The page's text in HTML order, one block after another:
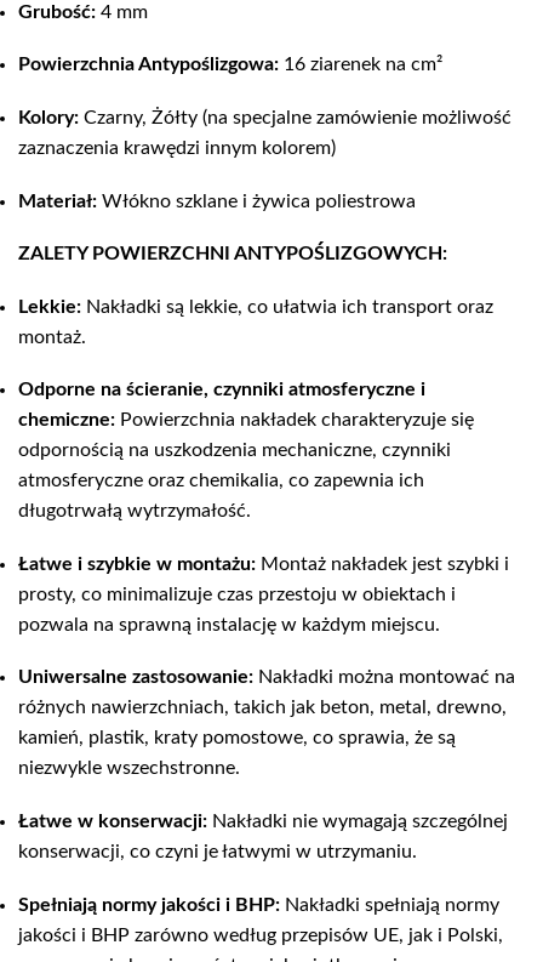
Grubość: 4 mm
Powierzchnia Antypoślizgowa: 16 ziarenek na cm²
Kolory: Czarny, Żółty (na specjalne zamówienie możliwość
zaznaczenia krawędzi innym kolorem)
Materiał: Włókno szklane i żywica poliestrowa
ZALETY POWIERZCHNI ANTYPOŚLIZGOWYCH:
Lekkie: Nakładki są lekkie, co ułatwia ich transport oraz
montaż.
Odporne na ścieranie, czynniki atmosferyczne i
chemiczne: Powierzchnia nakładek charakteryzuje się
odpornością na uszkodzenia mechaniczne, czynniki
atmosferyczne oraz chemikalia, co zapewnia ich
długotrwałą wytrzymałość.
Łatwe i szybkie w montażu: Montaż nakładek jest szybki i
prosty, co minimalizuje czas przestoju w obiektach i
pozwala na sprawną instalację w każdym miejscu.
Uniwersalne zastosowanie: Nakładki można montować na
różnych nawierzchniach, takich jak beton, metal, drewno,
kamień, plastik, kraty pomostowe, co sprawia, że są
niezwykle wszechstronne.
Łatwe w konserwacji: Nakładki nie wymagają szczególnej
konserwacji, co czyni je łatwymi w utrzymaniu.
Spełniają normy jakości i BHP: Nakładki spełniają normy
jakości i BHP zarówno według przepisów UE, jak i Polski,